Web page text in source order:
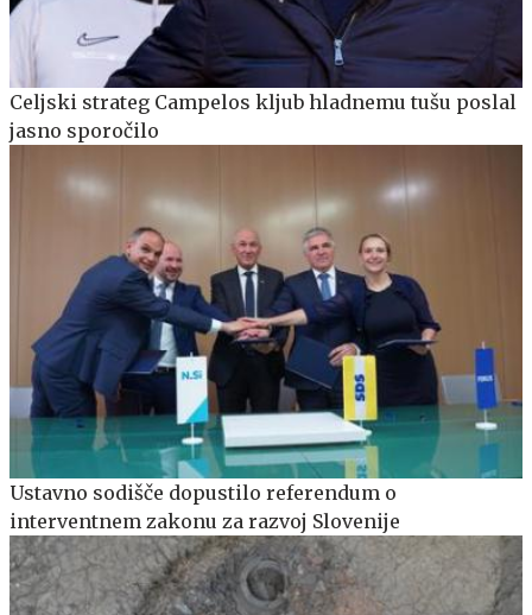
Celjski strateg Campelos kljub hladnemu tušu poslal
jasno sporočilo
Ustavno sodišče dopustilo referendum o
interventnem zakonu za razvoj Slovenije